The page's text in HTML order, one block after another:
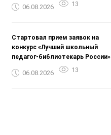
06.08.2026 13
Стартовал прием заявок на
конкурс «Лучший школьный
педагог-библиотекарь России»
06.08.2026 13